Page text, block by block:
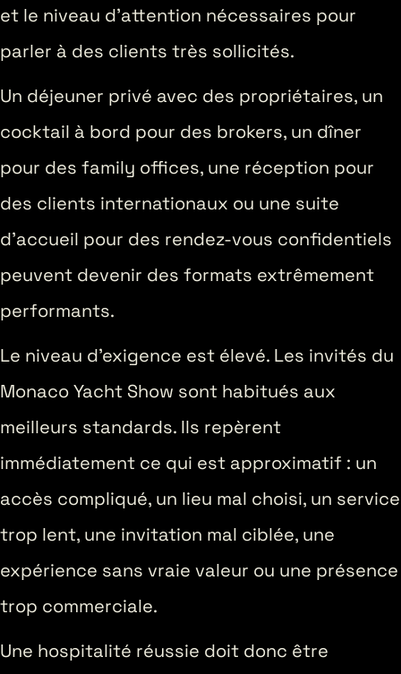
et le niveau d’attention nécessaires pour
parler à des clients très sollicités.
Un déjeuner privé avec des propriétaires, un
cocktail à bord pour des brokers, un dîner
pour des family offices, une réception pour
des clients internationaux ou une suite
d’accueil pour des rendez-vous confidentiels
peuvent devenir des formats extrêmement
performants.
Le niveau d’exigence est élevé. Les invités du
Monaco Yacht Show sont habitués aux
meilleurs standards. Ils repèrent
immédiatement ce qui est approximatif : un
accès compliqué, un lieu mal choisi, un service
trop lent, une invitation mal ciblée, une
expérience sans vraie valeur ou une présence
trop commerciale.
Une hospitalité réussie doit donc être